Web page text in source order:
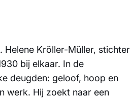
Helene Kröller-Müller, stichter
bij elkaar. In de
deugden: geloof, hoop en
werk. Hij zoekt naar een